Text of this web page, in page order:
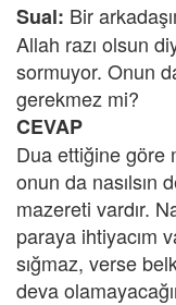
Sual: Bir
Allah razı olsun
sormuyor. Onun
gerekmez mi?
CEVAP
Dua ettiğine göre
onun da nasılsın
mazereti vardır.
paraya ihtiyacım
sığmaz, verse
deva